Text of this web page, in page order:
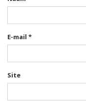
E-mail *
Site